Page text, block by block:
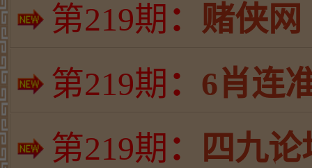
第219期 ： 赌侠网
第219期 ： 6肖连
第219期 ：
四九